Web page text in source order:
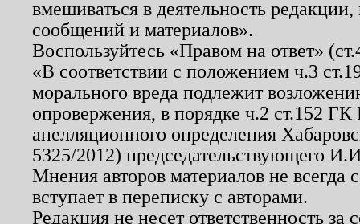
вмешиваться в деятельность
сообщений и материалов».
Воспользуйтесь «Правом на ответ»
«В соответствии с положением ч.3
морального вреда подлежит
опровержения, в порядке ч.2 ст.152
апелляционного определения
5325/2012) председательствующего
Мнения авторов материалов не
вступает в переписку с авторами.
Редакция не несет ответственность